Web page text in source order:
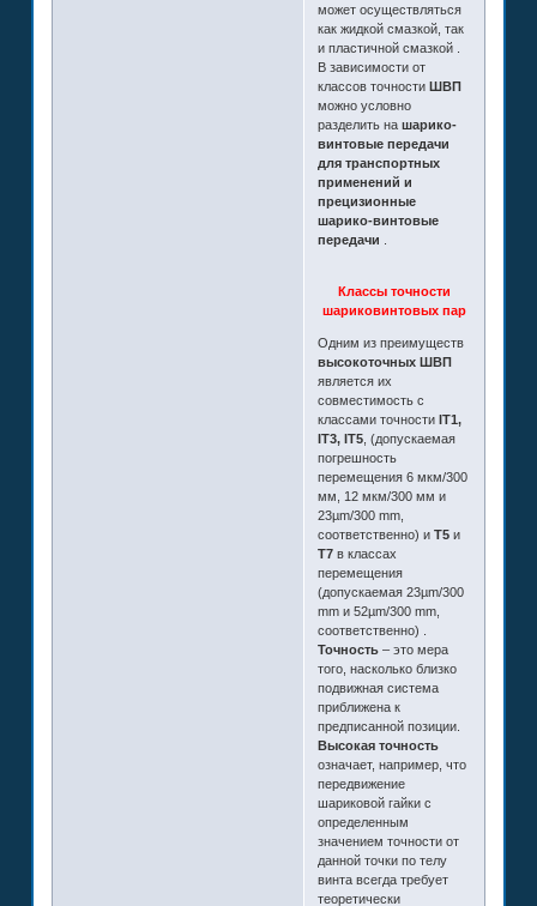
может осуществляться
как жидкой смазкой, так
и пластичной смазкой .
В зависимости от
классов точности ШВП
можно условно
разделить на шарико-
винтовые передачи
для транспортных
применений и
прецизионные
шарико-винтовые
передачи
Классы точности
шариковинтовых пар
Одним из преимуществ
высокоточных ШВП
является их
совместимость с
классами точности IT1,
IT3, IT5, (допускаемая
погрешность
перемещения 6 мкм/300
мм, 12 мкм/300 мм и
23µm/300 mm,
соответственно) и T5и
T7в классах
перемещения
(допускаемая 23µm/300
mm и 52µm/300 mm,
соответственно) .
Точность– это мера
того, насколько близко
подвижная система
приближена к
предписанной позиции.
Высокая точность
означает, например, что
передвижение
шариковой гайки с
определенным
значением точности от
данной точки по телу
винта всегда требует
теоретически